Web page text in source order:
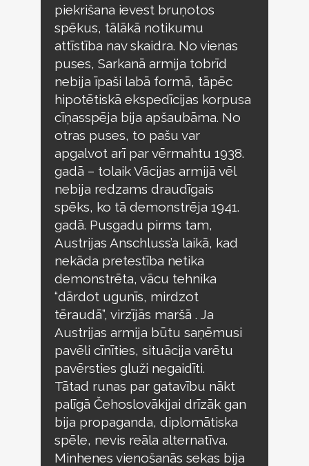
piekrišana ievest bruņotos
spēkus, tālākā notikumu
attīstība nav skaidra. No vienas
puses, Sarkanā armija tobrīd
nebija īpaši labā formā, tāpēc
hipotētiskā ekspedīcijas korpusa
cīņasspēja bija apšaubāma. No
otras puses, to pašu var
apgalvot arī par vērmahtu 1938.
gadā – tolaik Vācijas armijā vēl
nebija redzams draudīgais
spēks, ko tā demonstrēja 1941.
gadā. Pusgadu pirms tam,
Austrijas Anschluss’a laikā, kad
nekāda pretestība netika
demonstrēta, vācu tehnika
“dārdot ugunīs, mirdzot
tēraudā”, virzījās maršā . Ja
Austrijas armija būtu saņēmusi
pavēli cīnīties, situācija varētu
pavērsties gluži negaidīti.
Tātad runas par gatavību nākt
palīgā Čehoslovākijai drīzāk gan
bija propaganda, diplomātiska
spēle, nevis reāla alternatīva.
Minhenes vienošanās sekas bija